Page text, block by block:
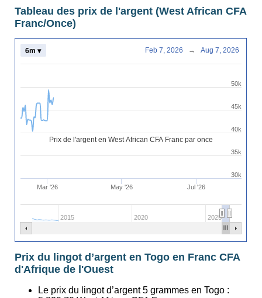
Tableau des prix de l'argent (West African CFA
Franc/Once)
Prix de l'argent en West African CFA Franc par once
Mar '26 May '26 Jul '26
2015 2020 2025
30k
35k
40k
45k
50k
6m ▾ Feb 7, 2026 → Aug 7, 2026
Prix du lingot d’argent en Togo en Franc CFA
d'Afrique de l'Ouest
Le prix du lingot d’argent 5 grammes en Togo :